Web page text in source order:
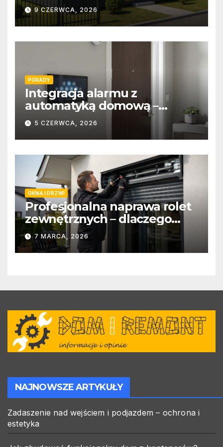
9 CZERWCA, 2026
PORADY
Integracja alarmu z
automatyką domową –
wygoda i bezpieczeństwo
5 CZERWCA, 2026
OKNA I DRZWI
Profesjonalna naprawa rolet
zewnętrznych – dlaczego
warto zlecić ją specjalistom?
7 MARCA, 2026
NAJNOWSZE ARTYKUŁY
Zadaszenie nad wejściem i podjazdem – ochrona i
estetyka